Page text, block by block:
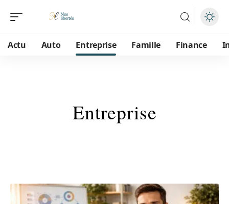
Actu Auto Entreprise Famille Finance
Entreprise